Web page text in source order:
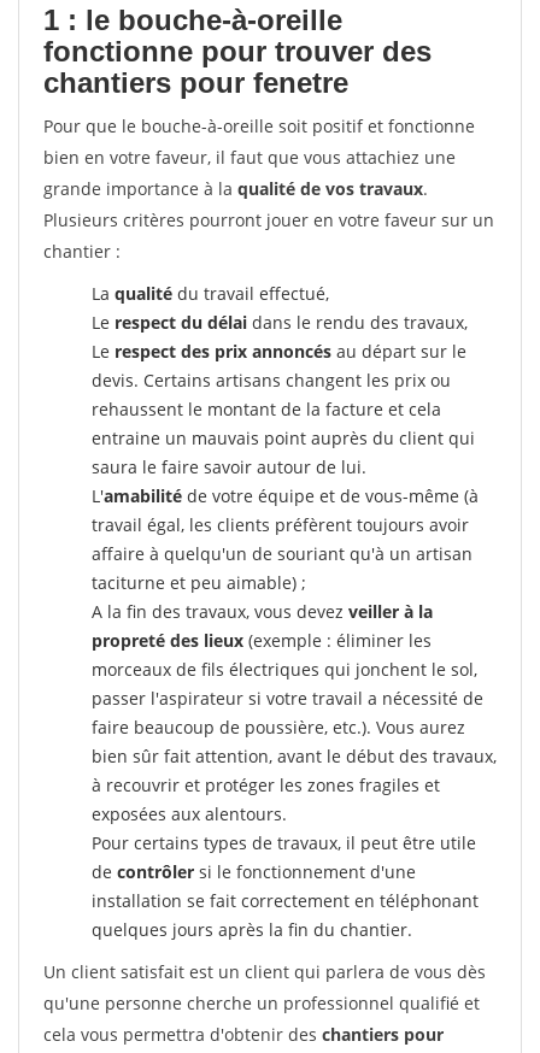
1 : le bouche-à-oreille
fonctionne pour trouver des
chantiers pour fenetre
Pour que le bouche-à-oreille soit positif et fonctionne
bien en votre faveur, il faut que vous attachiez une
grande importance à la qualité de vos travaux.
Plusieurs critères pourront jouer en votre faveur sur un
chantier :
La qualité du travail effectué,
Le respect du délai dans le rendu des travaux,
Le respect des prix annoncés au départ sur le
devis. Certains artisans changent les prix ou
rehaussent le montant de la facture et cela
entraine un mauvais point auprès du client qui
saura le faire savoir autour de lui.
L'amabilité de votre équipe et de vous-même (à
travail égal, les clients préfèrent toujours avoir
affaire à quelqu'un de souriant qu'à un artisan
taciturne et peu aimable) ;
A la fin des travaux, vous devez veiller à la
propreté des lieux (exemple : éliminer les
morceaux de fils électriques qui jonchent le sol,
passer l'aspirateur si votre travail a nécessité de
faire beaucoup de poussière, etc.). Vous aurez
bien sûr fait attention, avant le début des travaux,
à recouvrir et protéger les zones fragiles et
exposées aux alentours.
Pour certains types de travaux, il peut être utile
de contrôler si le fonctionnement d'une
installation se fait correctement en téléphonant
quelques jours après la fin du chantier.
Un client satisfait est un client qui parlera de vous dès
qu'une personne cherche un professionnel qualifié et
cela vous permettra d'obtenir des chantiers pour